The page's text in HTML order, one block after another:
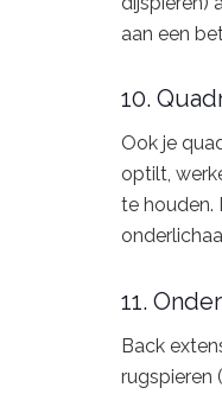
aan een
10.
Ook je
optilt,
te houden.
11.
Back
rugspieren